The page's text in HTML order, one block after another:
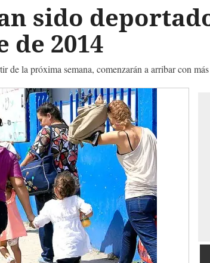
sido
2014
de la próxima semana, comenzarán a arribar con